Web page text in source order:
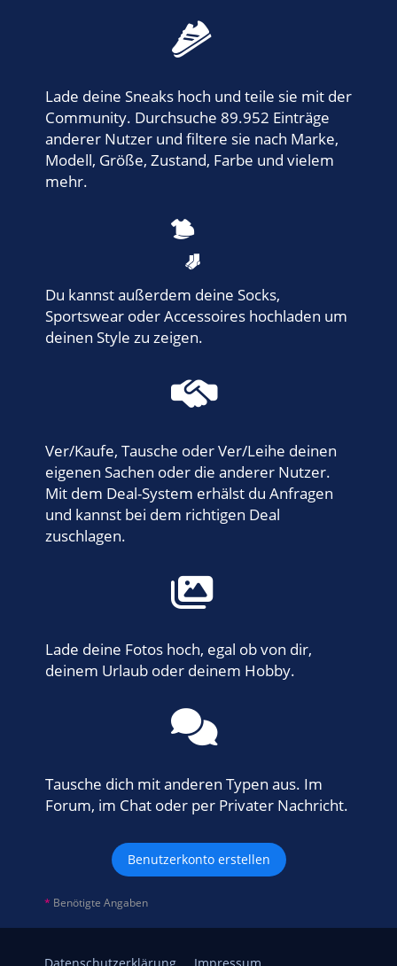
Lade deine Sneaks hoch und teile sie mit der
Community. Durchsuche 89.952 Einträge
anderer Nutzer und filtere sie nach Marke,
Modell, Größe, Zustand, Farbe und vielem
mehr.
Du kannst außerdem deine Socks,
Sportswear oder Accessoires hochladen um
deinen Style zu zeigen.
Ver/Kaufe, Tausche oder Ver/Leihe deinen
eigenen Sachen oder die anderer Nutzer.
Mit dem Deal-System erhälst du Anfragen
und kannst bei dem richtigen Deal
zuschlagen.
Lade deine Fotos hoch, egal ob von dir,
deinem Urlaub oder deinem Hobby.
Tausche dich mit anderen Typen aus. Im
Forum, im Chat oder per Privater Nachricht.
Benutzerkonto erstellen
* Benötigte Angaben